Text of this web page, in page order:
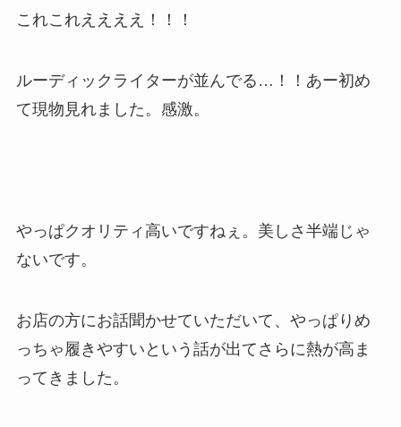
これこれええええ！！！
ルーディックライターが並んでる…！！あー初め
て現物見れました。感激。
やっぱクオリティ高いですねぇ。美しさ半端じゃ
ないです。
お店の方にお話聞かせていただいて、やっぱりめ
っちゃ履きやすいという話が出てさらに熱が高ま
ってきました。